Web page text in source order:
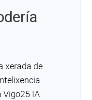
xerada de
IA